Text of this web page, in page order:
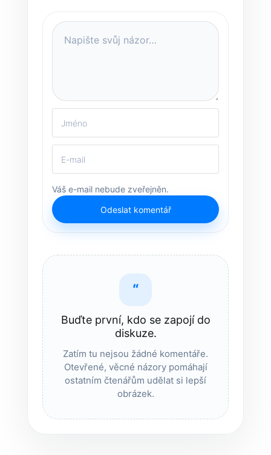
Váš e-mail nebude zveřejněn.
Odeslat komentář
“
Buďte první, kdo se zapojí do
diskuze.
Zatím tu nejsou žádné komentáře.
Otevřené, věcné názory pomáhají
ostatním čtenářům udělat si lepší
obrázek.